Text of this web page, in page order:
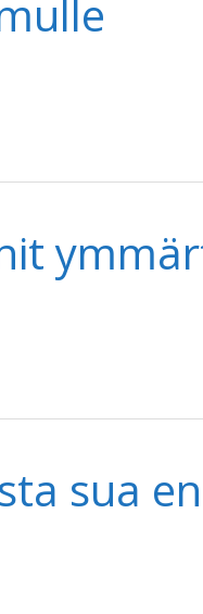
sua